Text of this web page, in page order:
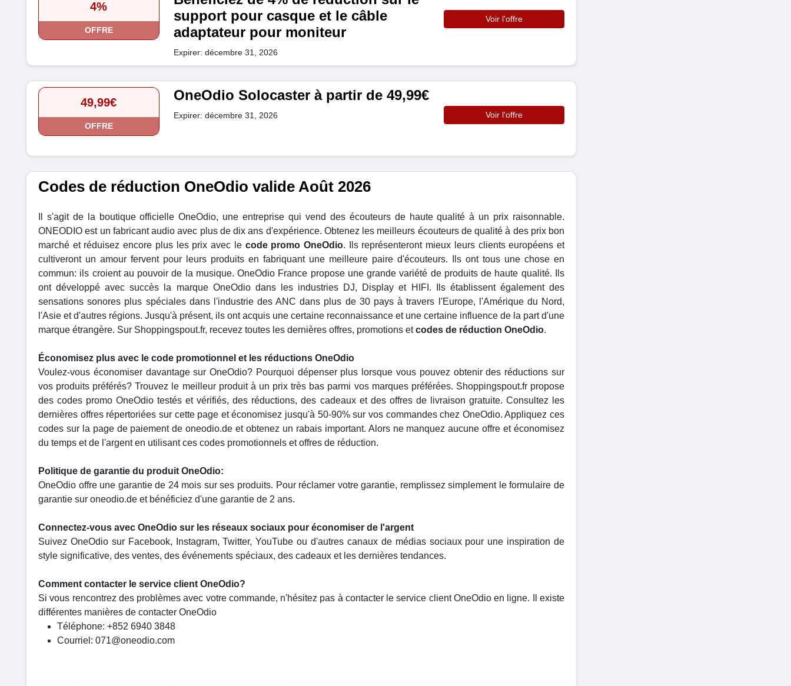
4%
OFFRE
support pour casque et le câble
adaptateur pour moniteur
Expirer: décembre 31, 2026
Voir l'offre
49,99€
OFFRE
OneOdio Solocaster à partir de 49,99€
Expirer: décembre 31, 2026 Voir l'offre
Codes de réduction OneOdio valide Août 2026
Il s'agit de la boutique officielle OneOdio, une entreprise qui vend des écouteurs de haute qualité à un prix raisonnable.
ONEODIO est un fabricant audio avec plus de dix ans d'expérience. Obtenez les meilleurs écouteurs de qualité à des prix bon
marché et réduisez encore plus les prix avec le code promo OneOdio. Ils représenteront mieux leurs clients européens et
cultiveront un amour fervent pour leurs produits en fabriquant une meilleure paire d'écouteurs. Ils ont tous une chose en
commun: ils croient au pouvoir de la musique. OneOdio France propose une grande variété de produits de haute qualité. Ils
ont développé avec succès la marque OneOdio dans les industries DJ, Display et HIFI. Ils établissent également des
sensations sonores plus spéciales dans l'industrie des ANC dans plus de 30 pays à travers l'Europe, l'Amérique du Nord,
l'Asie et d'autres régions. Jusqu'à présent, ils ont acquis une certaine reconnaissance et une certaine influence de la part d'une
marque étrangère. Sur Shoppingspout.fr, recevez toutes les dernières offres, promotions etcodes de réduction OneOdio.
Économisez plus avec le code promotionnel et les réductions OneOdio
Voulez-vous économiser davantage sur OneOdio? Pourquoi dépenser plus lorsque vous pouvez obtenir des réductions sur
vos produits préférés? Trouvez le meilleur produit à un prix très bas parmi vos marques préférées. Shoppingspout.fr propose
des codes promo OneOdio testés et vérifiés, des réductions, des cadeaux et des offres de livraison gratuite. Consultez les
dernières offres répertoriées sur cette page et économisez jusqu'à 50-90% sur vos commandes chez OneOdio. Appliquez ces
codes sur la page de paiement de oneodio.de et obtenez un rabais important. Alors ne manquez aucune offre et économisez
du temps et de l'argent en utilisant ces codes promotionnels et offres de réduction.
Politique de garantie du produit OneOdio:
OneOdio offre une garantie de 24 mois sur ses produits. Pour réclamer votre garantie, remplissez simplement le formulaire de
garantie sur oneodio.de et bénéficiez d'une garantie de 2 ans.
Connectez-vous avec OneOdio sur les réseaux sociaux pour économiser de l'argent
Suivez OneOdio sur Facebook, Instagram, Twitter, YouTube ou d'autres canaux de médias sociaux pour une inspiration de
style significative, des ventes, des événements spéciaux, des cadeaux et les dernières tendances.
Comment contacter le service client OneOdio?
Si vous rencontrez des problèmes avec votre commande, n'hésitez pas à contacter le service client OneOdio en ligne. Il existe
différentes manières de contacter OneOdio
Téléphone: +852 6940 3848
Courriel: 071@oneodio.com